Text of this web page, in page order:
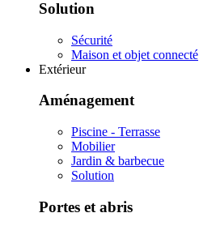
Solution
Sécurité
Maison et objet connecté
Extérieur
Aménagement
Piscine - Terrasse
Mobilier
Jardin & barbecue
Solution
Portes et abris